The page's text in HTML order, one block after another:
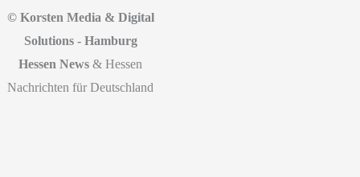
© Korsten Media & Digital
Solutions - Hamburg
Hessen News & Hessen
Nachrichten für Deutschland